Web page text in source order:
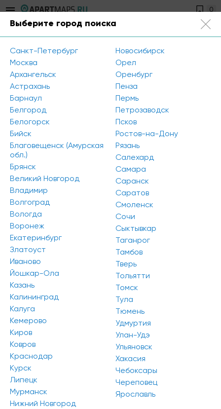
0
Открыть фильтр
Район города: Кировский
Метро: Купчино Метро: Кировский завод
Метро: Московская Метро: Звёздная
Метро: Ленинский проспект
Метро: Проспект Ветеранов
Метро: Автово
Цена: 700 - 1500 руб./кв.м.
Площадь: 40 - 100 кв.м. Класс: C
Сбросить все
К сожалению, мы ничего не нашли по вашему
запросу. Попробуйте изменить параметры поиска
Выберите город поиска
Санкт-Петербург
Москва
Архангельск
Астрахань
Барнаул
Белгород
Белогорск
Бийск
Благовещенск (Амурская
обл.)
Брянск
Великий Новгород
Владимир
Волгоград
Вологда
Воронеж
Екатеринбург
Златоуст
Иваново
Йошкар-Ола
Казань
Калининград
Калуга
Кемерово
Киров
Ковров
Краснодар
Курск
Липецк
Мурманск
Нижний Новгород
Новосибирск
Орел
Оренбург
Пенза
Пермь
Петрозаводск
Псков
Ростов-на-Дону
Рязань
Салехард
Самара
Саранск
Саратов
Смоленск
Сочи
Сыктывкар
Таганрог
Тамбов
Тверь
Тольятти
Томск
Тула
Тюмень
Удмуртия
Улан-Удэ
Ульяновск
Хакасия
Чебоксары
Череповец
Ярославль